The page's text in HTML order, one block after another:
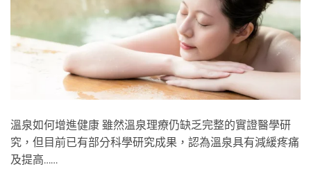
溫泉如何增進健康 雖然溫泉理療仍缺乏完整的實證醫學研
究，但目前已有部分科學研究成果，認為溫泉具有減緩疼痛
及提高……